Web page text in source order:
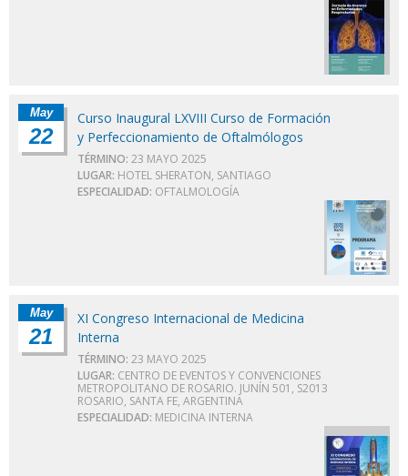
May
22
Curso Inaugural LXVIII Curso de Formación
y Perfeccionamiento de Oftalmólogos
TÉRMINO: 23 MAYO 2025
LUGAR: HOTEL SHERATON, SANTIAGO
ESPECIALIDAD: OFTALMOLOGÍA
May
21
XI Congreso Internacional de Medicina
Interna
TÉRMINO: 23 MAYO 2025
LUGAR: CENTRO DE EVENTOS Y CONVENCIONES
METROPOLITANO DE ROSARIO. JUNÍN 501, S2013
ROSARIO, SANTA FE, ARGENTINA
ESPECIALIDAD: MEDICINA INTERNA